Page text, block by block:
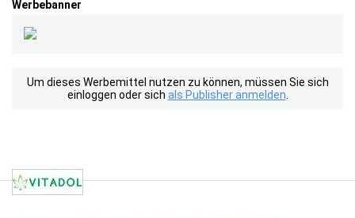
Werbebanner
Um dieses Werbemittel nutzen zu können, müssen Sie sich
einloggen oder sich als Publisher anmelden